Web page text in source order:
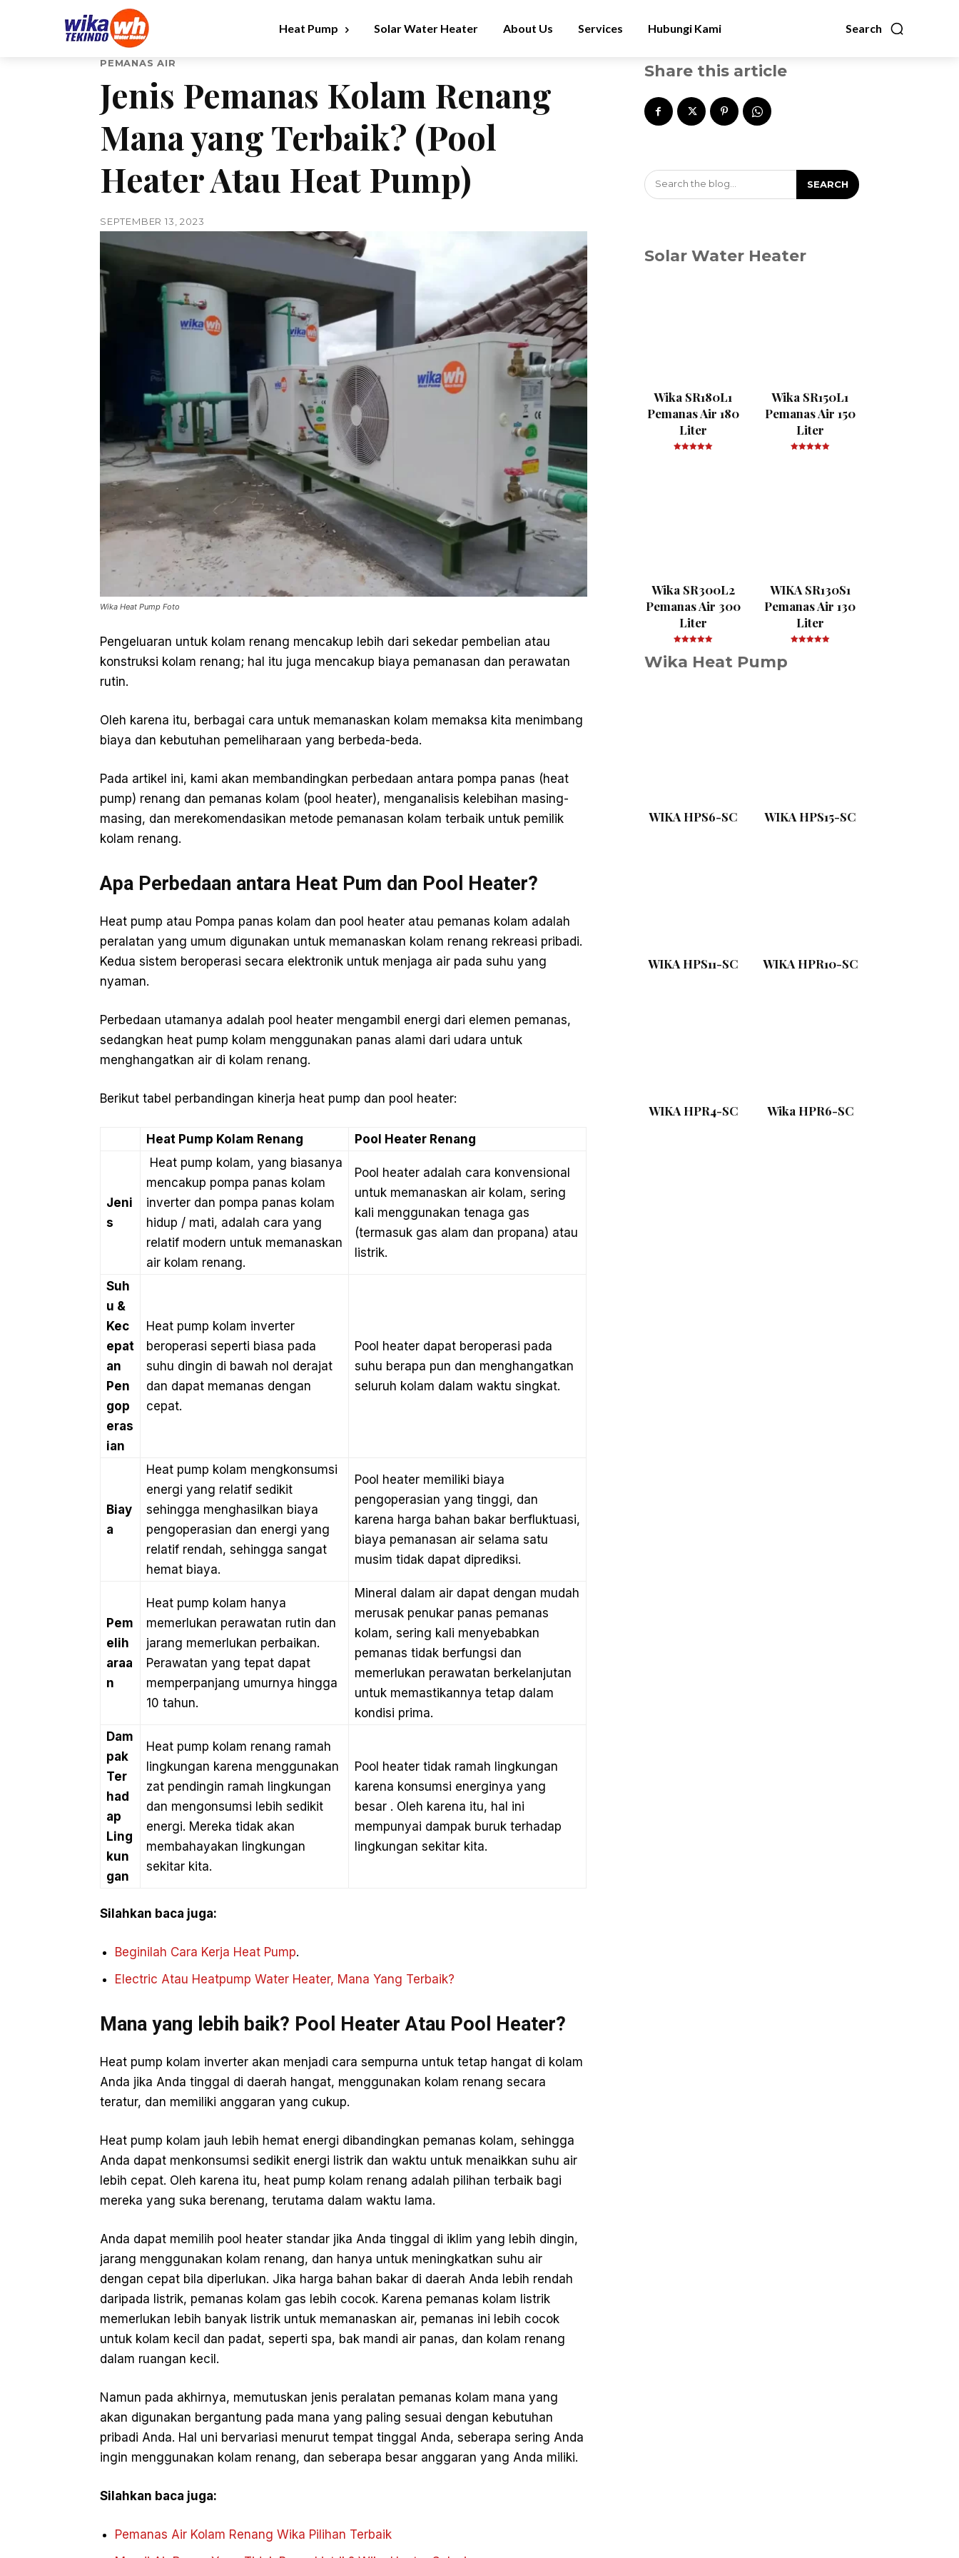
Search
Heat Pump Solar Water Heater About Us Services Hubungi Kami
PEMANAS AIR
Jenis Pemanas Kolam Renang
Mana yang Terbaik? (Pool
Heater Atau Heat Pump)
SEPTEMBER 13, 2023
Wika Heat Pump Foto
Pengeluaran untuk kolam renang mencakup lebih dari sekedar pembelian atau
konstruksi kolam renang; hal itu juga mencakup biaya pemanasan dan perawatan
rutin.
Oleh karena itu, berbagai cara untuk memanaskan kolam memaksa kita menimbang
biaya dan kebutuhan pemeliharaan yang berbeda-beda.
Pada artikel ini, kami akan membandingkan perbedaan antara pompa panas (heat
pump) renang dan pemanas kolam (pool heater), menganalisis kelebihan masing-
masing, dan merekomendasikan metode pemanasan kolam terbaik untuk pemilik
kolam renang.
Apa Perbedaan antara Heat Pum dan Pool Heater?
Heat pump atau Pompa panas kolam dan pool heater atau pemanas kolam adalah
peralatan yang umum digunakan untuk memanaskan kolam renang rekreasi pribadi.
Kedua sistem beroperasi secara elektronik untuk menjaga air pada suhu yang
nyaman.
Perbedaan utamanya adalah pool heater mengambil energi dari elemen pemanas,
sedangkan heat pump kolam menggunakan panas alami dari udara untuk
menghangatkan air di kolam renang.
Berikut tabel perbandingan kinerja heat pump dan pool heater:
Heat Pump Kolam Renang Pool Heater Renang
Jeni
s
Heat pump kolam, yang biasanya
mencakup pompa panas kolam
inverter dan pompa panas kolam
hidup / mati, adalah cara yang
relatif modern untuk memanaskan
air kolam renang.
Pool heater adalah cara konvensional
untuk memanaskan air kolam, sering
kali menggunakan tenaga gas
(termasuk gas alam dan propana) atau
listrik.
Suh
u &
Kec
epat
an
Pen
gop
eras
ian
Heat pump kolam inverter
beroperasi seperti biasa pada
suhu dingin di bawah nol derajat
dan dapat memanas dengan
cepat.
Pool heater dapat beroperasi pada
suhu berapa pun dan menghangatkan
seluruh kolam dalam waktu singkat.
Biay
a
Heat pump kolam mengkonsumsi
energi yang relatif sedikit
sehingga menghasilkan biaya
pengoperasian dan energi yang
relatif rendah, sehingga sangat
hemat biaya.
Pool heater memiliki biaya
pengoperasian yang tinggi, dan
karena harga bahan bakar berfluktuasi,
biaya pemanasan air selama satu
musim tidak dapat diprediksi.
Pem
elih
araa
n
Heat pump kolam hanya
memerlukan perawatan rutin dan
jarang memerlukan perbaikan.
Perawatan yang tepat dapat
memperpanjang umurnya hingga
10 tahun.
Mineral dalam air dapat dengan mudah
merusak penukar panas pemanas
kolam, sering kali menyebabkan
pemanas tidak berfungsi dan
memerlukan perawatan berkelanjutan
untuk memastikannya tetap dalam
kondisi prima.
Dam
pak
Ter
had
ap
Ling
kun
gan
Heat pump kolam renang ramah
lingkungan karena menggunakan
zat pendingin ramah lingkungan
dan mengonsumsi lebih sedikit
energi. Mereka tidak akan
membahayakan lingkungan
sekitar kita.
Pool heater tidak ramah lingkungan
karena konsumsi energinya yang
besar . Oleh karena itu, hal ini
mempunyai dampak buruk terhadap
lingkungan sekitar kita.
Silahkan baca juga:
Beginilah Cara Kerja Heat Pump.
Electric Atau Heatpump Water Heater, Mana Yang Terbaik?
Mana yang lebih baik? Pool Heater Atau Pool Heater?
Heat pump kolam inverter akan menjadi cara sempurna untuk tetap hangat di kolam
Anda jika Anda tinggal di daerah hangat, menggunakan kolam renang secara
teratur, dan memiliki anggaran yang cukup.
Heat pump kolam jauh lebih hemat energi dibandingkan pemanas kolam, sehingga
Anda dapat menkonsumsi sedikit energi listrik dan waktu untuk menaikkan suhu air
lebih cepat. Oleh karena itu, heat pump kolam renang adalah pilihan terbaik bagi
mereka yang suka berenang, terutama dalam waktu lama.
Anda dapat memilih pool heater standar jika Anda tinggal di iklim yang lebih dingin,
jarang menggunakan kolam renang, dan hanya untuk meningkatkan suhu air
dengan cepat bila diperlukan. Jika harga bahan bakar di daerah Anda lebih rendah
daripada listrik, pemanas kolam gas lebih cocok. Karena pemanas kolam listrik
memerlukan lebih banyak listrik untuk memanaskan air, pemanas ini lebih cocok
untuk kolam kecil dan padat, seperti spa, bak mandi air panas, dan kolam renang
dalam ruangan kecil.
Namun pada akhirnya, memutuskan jenis peralatan pemanas kolam mana yang
akan digunakan bergantung pada mana yang paling sesuai dengan kebutuhan
pribadi Anda. Hal uni bervariasi menurut tempat tinggal Anda, seberapa sering Anda
ingin menggunakan kolam renang, dan seberapa besar anggaran yang Anda miliki.
Silahkan baca juga:
Pemanas Air Kolam Renang Wika Pilihan Terbaik
Share this article
Search the blog... SEARCH
Solar Water Heater
Wika SR180L1
Pemanas Air 180
Liter
Wika SR150L1
Pemanas Air 150
Liter
Wika SR300L2
Pemanas Air 300
Liter
WIKA SR130S1
Pemanas Air 130
Liter
Wika Heat Pump
WIKA HPS6-SC WIKA HPS15-SC
WIKA HPS11-SC WIKA HPR10-SC
WIKA HPR4-SC Wika HPR6-SC